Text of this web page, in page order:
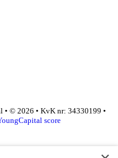
• © 2026 • KvK nr: 34330199 •
score